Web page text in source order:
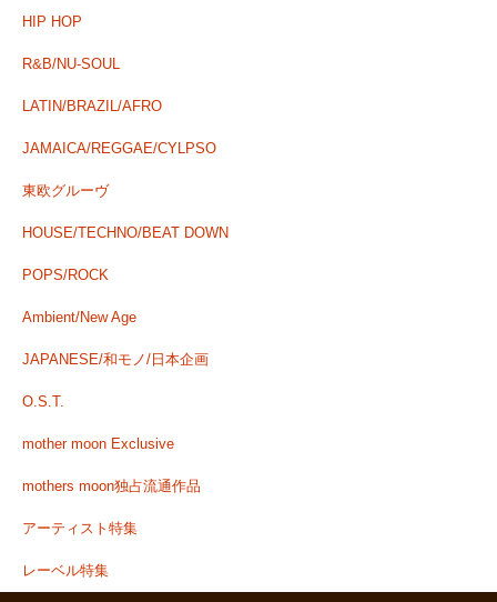
HIP HOP
R&B/NU-SOUL
LATIN/BRAZIL/AFRO
JAMAICA/REGGAE/CYLPSO
東欧グルーヴ
HOUSE/TECHNO/BEAT DOWN
POPS/ROCK
Ambient/New Age
JAPANESE/和モノ/日本企画
O.S.T.
mother moon Exclusive
mothers moon独占流通作品
アーティスト特集
レーベル特集